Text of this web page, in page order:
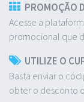
PROMOÇÃO
Acesse a
promocional que
UTILIZE O
Basta enviar o
obter o desconto